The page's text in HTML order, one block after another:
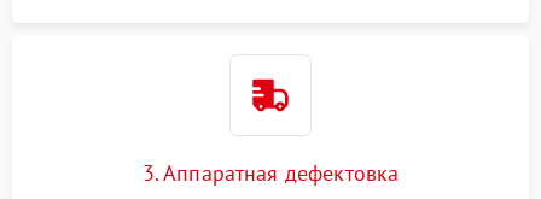
3. Аппаратная дефектовка